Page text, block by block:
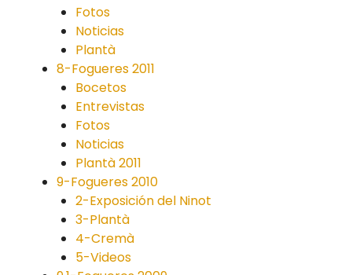
Fotos
Noticias
Plantà
8-Fogueres 2011
Bocetos
Entrevistas
Fotos
Noticias
Plantà 2011
9-Fogueres 2010
2-Exposición del Ninot
3-Plantà
4-Cremà
5-Videos